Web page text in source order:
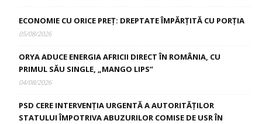
ECONOMIE CU ORICE PREȚ: DREPTATE ÎMPĂRȚITĂ CU PORȚIA
05/08/2026
ORYA ADUCE ENERGIA AFRICII DIRECT ÎN ROMÂNIA, CU
PRIMUL SĂU SINGLE, „MANGO LIPS”
04/08/2026
PSD CERE INTERVENȚIA URGENTĂ A AUTORITĂȚILOR
STATULUI ÎMPOTRIVA ABUZURILOR COMISE DE USR ÎN